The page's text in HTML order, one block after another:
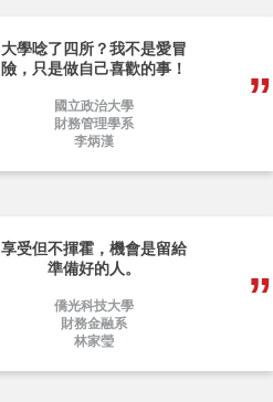
大學唸了四所？我不是愛冒
險，只是做自己喜歡的事！
國立政治大學
財務管理學系
李炳漢
享受但不揮霍，機會是留給
準備好的人。
僑光科技大學
財務金融系
林家瑩